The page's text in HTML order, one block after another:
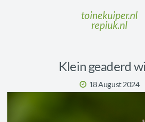
toinekuiper.nl
repiuk.nl
Klein geaderd
18 August 2024